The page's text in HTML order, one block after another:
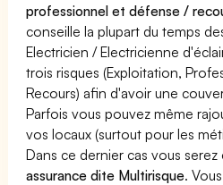
professionnel et défense /
conseille la plupart du temps
Electricien / Electricienne
trois risques (Exploitation,
Recours) afin d'avoir une
Parfois vous pouvez même
vos locaux (surtout pour les
Dans ce dernier cas vous
assurance dite Multirisque.